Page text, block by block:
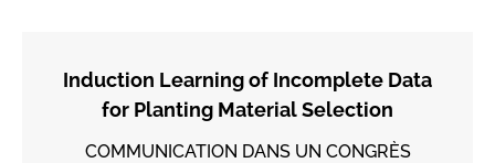
Induction Learning of Incomplete Data
for Planting Material Selection
COMMUNICATION DANS UN CONGRÈS